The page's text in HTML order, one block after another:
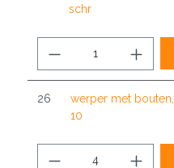
schr
26
werper met
10